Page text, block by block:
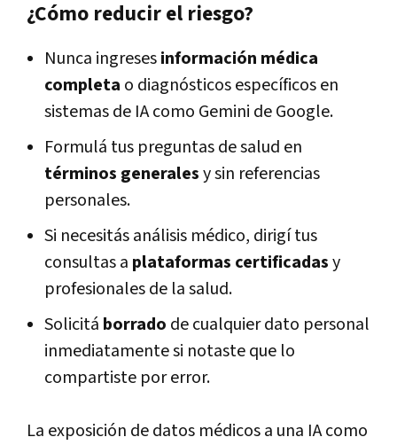
¿Cómo reducir el riesgo?
Nunca ingresesinformación médica
completa o diagnósticos específicos en
sistemas de IA como Gemini de Google.
Formulá tus preguntas de salud en
términos generalesy sin referencias
personales.
Si necesitás análisis médico, dirigí tus
consultas a plataformas certificadasy
profesionales de la salud.
Solicitá borrado de cualquier dato personal
inmediatamente si notaste que lo
compartiste por error.
La exposición de datos médicos a una IA como